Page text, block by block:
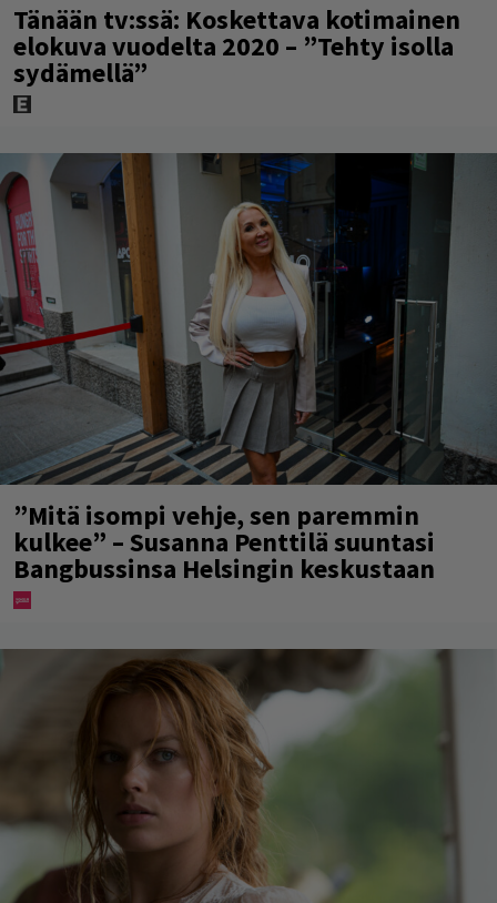
Tänään tv:ssä: Koskettava kotimainen
elokuva vuodelta 2020 – ”Tehty isolla
sydämellä”
”Mitä isompi vehje, sen paremmin
kulkee” – Susanna Penttilä suuntasi
Bangbussinsa Helsingin keskustaan